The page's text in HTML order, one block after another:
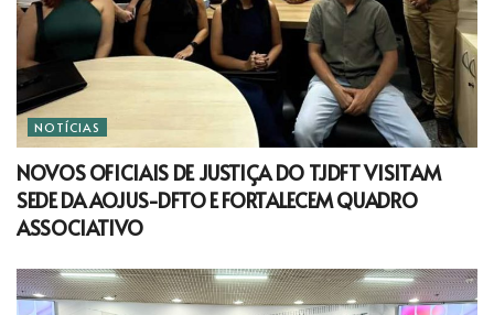
NOTÍCIAS
NOVOS OFICIAIS DE JUSTIÇA DO TJDFT VISITAM
SEDE DA AOJUS-DFTO E FORTALECEM QUADRO
ASSOCIATIVO